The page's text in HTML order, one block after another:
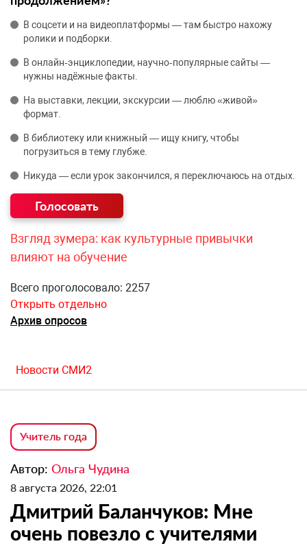
В соцсети и на видеоплатформы — там быстро нахожу
ролики и подборки.
В онлайн‑энциклопедии, научно‑популярные сайты —
нужны надёжные факты.
На выставки, лекции, экскурсии — люблю «живой»
формат.
В библиотеку или книжный — ищу книгу, чтобы
погрузиться в тему глубже.
Никуда — если урок закончился, я переключаюсь на отдых.
Взгляд зумера: как культурные привычки
влияют на обучение
Всего проголосовало: 2257
Открыть отдельно
Архив опросов
Новости СМИ2
Учитель года
Автор: Ольга Чудина
8 августа 2026, 22:01
Дмитрий Баланчуков: Мне
очень повезло с учителями